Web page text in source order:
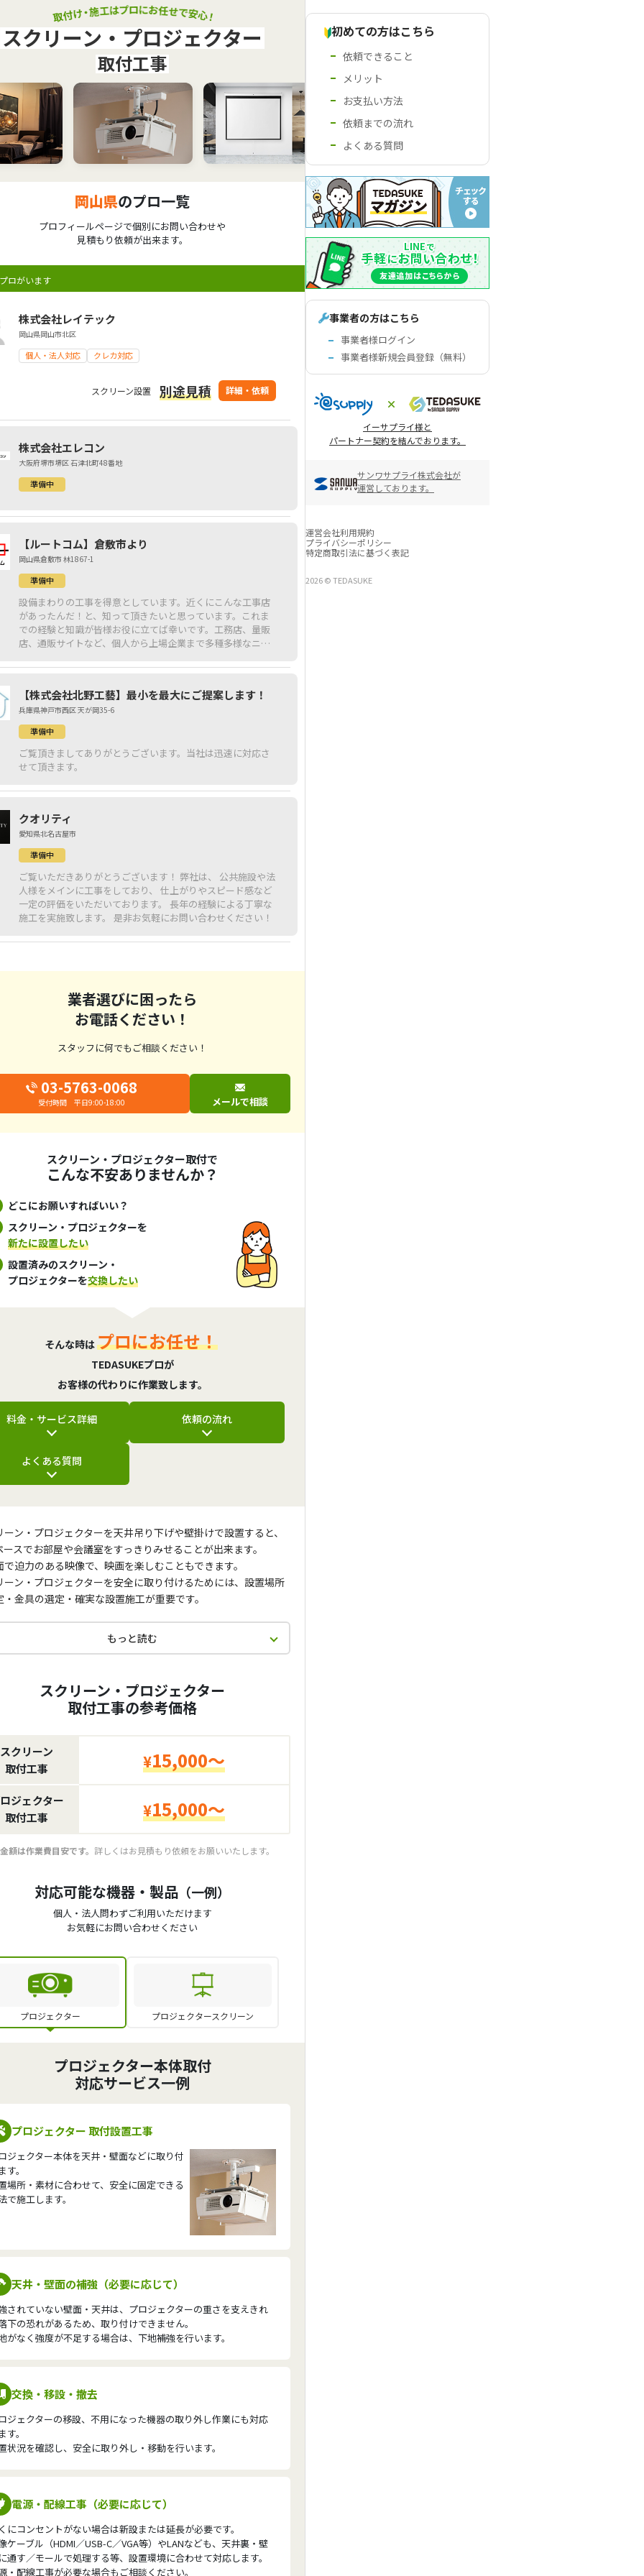
スクリーン・プロジェクター
取付工事
岡山県のプロ一覧
プロフィールページで個別にお問い合わせや
見積もり依頼が出来ます。
ロがいます
株式会社レイテック
岡山県岡山市北区
個人・法人対応 クレカ対応
スクリーン設置 別途見積 詳細・依頼
株式会社エレコン
大阪府堺市堺区 石津北町48番地
準備中
【ルートコム】倉敷市より
岡山県倉敷市 林1867-1
準備中
設備まわりの工事を得意としています。近くにこんな工事店
があったんだ！と、知って頂きたいと思っています。これま
での経験と知識が皆様お役に立てば幸いです。工務店、量販
店、通販サイトなど、個人から上場企業まで多種多様なニー
出来れば嬉しく思います。倉敷市を中心にした近郊の方にご
【株式会社北野工藝】最小を最大にご提案します！
兵庫県神戸市西区 天が岡35-6
準備中
ご覧頂きましてありがとうございます。当社は迅速に対応さ
せて頂きます。
クオリティ
愛知県北名古屋市
準備中
ご覧いただきありがとうございます！ 弊社は、 公共施設や法
人様をメインに工事をしており、 仕上がりやスピード感など
一定の評価をいただいております。 長年の経験による丁寧な
施工を実施致します。 是非お気軽にお問い合わせください！
業者選びに困ったら
お電話ください！
スタッフに何でもご相談ください！
03-5763-0068
受付時間 平日9:00-18:00 メールで相談
スクリーン・プロジェクター取付で
こんな不安ありませんか？
どこにお願いすればいい？
スクリーン・プロジェクターを
新たに設置したい
設置済みのスクリーン・
プロジェクターを交換したい
そんな時はプロにお任せ！
TEDASUKEプロが
お客様の代わりに作業致します。
料金・サービス詳細 依頼の流れ
よくある質問
ーン・プロジェクターを天井吊り下げや壁掛けで設置すると、
ースでお部屋や会議室をすっきりみせることが出来ます。
で迫力のある映像で、映画を楽しむこともできます。
ーン・プロジェクターを安全に取り付けるためには、設置場所
・金具の選定・確実な設置施工が重要です。
もっと読む
スクリーン・プロジェクター
取付工事の参考価格
スクリーン
取付工事
¥15,000～
ジェクター
取付工事
¥15,000～
額は作業費目安です。 詳しくはお見積もり依頼をお願いいたします。
対応可能な機器・製品 （一例）
個人・法人問わずご利用いただけます
お気軽にお問い合わせください
プロジェクター プロジェクタースクリーン
プロジェクター本体取付
対応サービス一例
プロジェクター 取付設置工事
ジェクター本体を天井・壁面などに取り付
す。
場所・素材に合わせて、安全に固定できる
で施工します。
天井・壁面の補強（必要に応じて）
されていない壁面・天井は、プロジェクターの重さを支えきれ
下の恐れがあるため、取り付けできません。
がなく強度が不足する場合は、下地補強を行います。
交換・移設・撤去
ジェクターの移設、不用になった機器の取り外し作業にも対応
す。
状況を確認し、安全に取り外し・移動を行います。
電源・配線工事（必要に応じて）
にコンセントがない場合は新設または延長が必要です。
ケーブル（HDMI／USB-C／VGA等）やLANなども、天井裏・壁
通す／モールで処理する等、設置環境に合わせて対応します。
・配線工事が必要な場合もご相談ください。
初めての方はこちら
依頼できること
メリット
お支払い方法
依頼までの流れ
よくある質問
事業者の方はこちら
事業者様ログイン
事業者様新規会員登録（無料）
イーサプライ様と
パートナー契約を結んでおります。
サンワサプライ株式会社が
運営しております。
運営会社利用規約
プライバシーポリシー
特定商取引法に基づく表記
2026 © TEDASUKE